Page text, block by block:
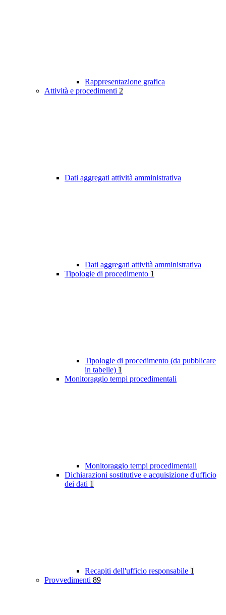
Rappresentazione grafica
Attività e procedimenti 2
Dati aggregati attività amministrativa
Dati aggregati attività amministrativa
Tipologie di procedimento 1
Tipologie di procedimento (da pubblicare
in tabelle) 1
Monitoraggio tempi procedimentali
Monitoraggio tempi procedimentali
Dichiarazioni sostitutive e acquisizione d'ufficio
dei dati 1
Recapiti dell'ufficio responsabile 1
Provvedimenti 89